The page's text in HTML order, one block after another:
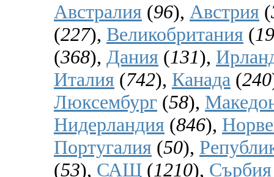
Австралия (96), Австрия (
(227), Великобритания (
(368), Дания (131),
Италия (742), Канада (240
Люксембург (58),
Нидерландия (846),
Португалия (50),
(53), САЩ (1210), Сърбия